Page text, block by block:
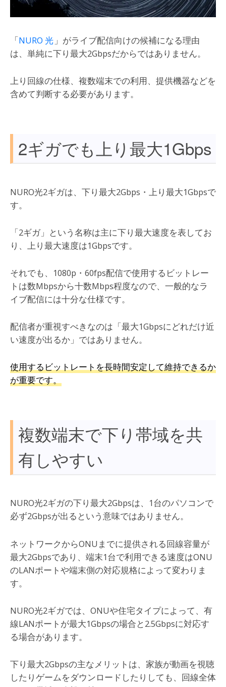
「NURO 光 」がライブ配信向けの候補になる理由
は、単純に下り最大2Gbpsだからではありません。
上り回線の仕様、複数端末での利用、提供機器などを
含めて判断する必要があります。
2ギガでも上り最大1Gbps
NURO光2ギガは、下り最大2Gbps・上り最大1Gbpsで
す。
「2ギガ」という名称は主に下り最大速度を表してお
り、上り最大速度は1Gbpsです。
それでも、1080p・60fps配信で使用するビットレー
トは数Mbpsから十数Mbps程度なので、一般的なラ
イブ配信には十分な仕様です。
配信者が重視すべきなのは「最大1Gbpsにどれだけ近
い速度が出るか」ではありません。
使用するビットレートを長時間安定して維持できるか
が重要です。
複数端末で下り帯域を共
有しやすい
NURO光2ギガの下り最大2Gbpsは、1台のパソコンで
必ず2Gbpsが出るという意味ではありません。
ネットワークからONUまでに提供される回線容量が
最大2Gbpsであり、端末1台で利用できる速度はONU
のLANポートや端末側の対応規格によって変わりま
す。
NURO光2ギガでは、ONUや住宅タイプによって、有
線LANポートが最大1Gbpsの場合と2.5Gbpsに対応す
る場合があります。
下り最大2Gbpsの主なメリットは、家族が動画を視聴
したりゲームをダウンロードしたりしても、回線全体